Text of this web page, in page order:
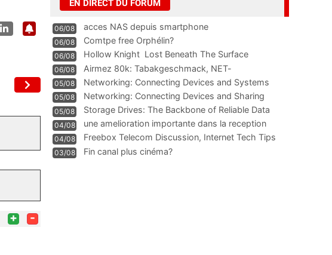
+ -
EN DIRECT DU FORUM
06/08 acces NAS depuis smartphone
06/08 Comtpe free Orphélin?
06/08 Hollow Knight  Lost Beneath The Surface
06/08
Airmez 80k: Tabakgeschmack, NET-
Technologie und Leistung im
05/08 Networking: Connecting Devices and Systems
05/08
Networking: Connecting Devices and Sharing
Information
05/08
Storage Drives: The Backbone of Reliable Data
Management
04/08
une amelioration importante dans la reception
WIFI
04/08
Freebox Telecom Discussion, Internet Tech Tips
Communi
03/08 Fin canal plus cinéma?